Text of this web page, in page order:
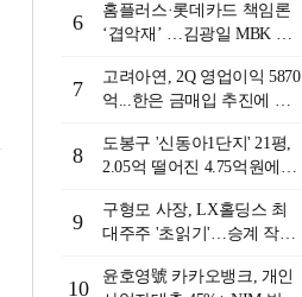
니어 비즈니스 돋보기]
6
홈플러스·롯데카드 책임론
‘겹악재’ …김광일 MBK 부
7
고려아연, 2Q 영업이익 5870
억...한은 금매입 추진에 주
8
도봉구 '신동아1단지' 21평,
2.05억 떨어진 4.75억원에
9
구형모 사장, LX홀딩스 최
대주주 '초읽기'…승계 작업
10
윤호영號 카카오뱅크, 개인